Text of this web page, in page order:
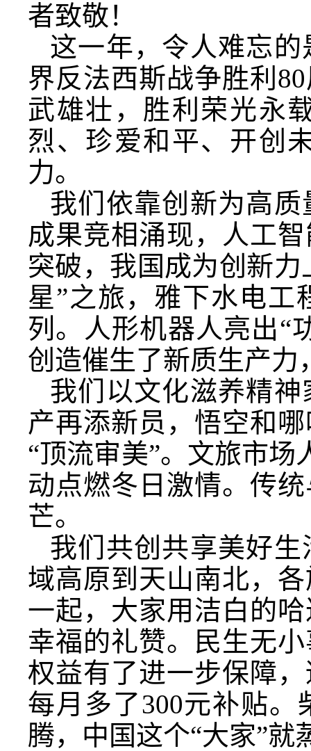
者致敬！
这一年，令人难忘
界反法西斯战争胜利
武雄壮，胜利荣光永
烈、珍爱和平、开创
力。
我们依靠创新为高
成果竞相涌现，人工
突破，我国成为创新
星”之旅，雅下水电工
列。人形机器人亮出“
创造催生了新质生产力
我们以文化滋养精
产再添新员，悟空和
“顶流审美”。文旅市场
动点燃冬日激情。传
芒。
我们共创共享美好
域高原到天山南北，
一起，大家用洁白的
幸福的礼赞。民生无
权益有了进一步保障
每月多了300元补贴。
腾，中国这个“大家”就